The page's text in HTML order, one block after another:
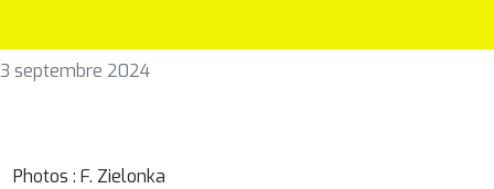
3 septembre 2024
Photos : F. Zielonka